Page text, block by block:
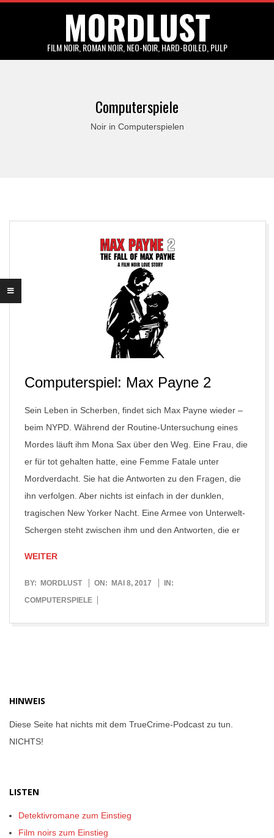
MORDLUST
FILM NOIR, ROMAN NOIR, NEO-NOIR, HARD-BOILED, PULP
Computerspiele
Noir in Computerspielen
Computerspiel: Max Payne 2
Sein Leben in Scherben, findet sich Max Payne wieder –
beim NYPD. Während der Routine-Untersuchung eines
Mordes läuft ihm Mona Sax über den Weg. Eine Frau, die
er für tot gehalten hatte, eine Femme Fatale unter
Mordverdacht. Sie hat die Antworten zu den Fragen, die
ihn verfolgen. Aber nichts ist einfach in der dunklen,
tragischen New Yorker Nacht. Eine Armee von Unterwelt-
Schergen steht zwischen ihm und den Antworten, die er
WEITER
2017-
05-
BY: MORDLUST ON: MAI 8, 2017
IN:
COMPUTERSPIELE
HINWEIS
Diese Seite hat nichts mit dem TrueCrime-Podcast zu tun.
NICHTS!
LISTEN
Detektivromane zum Einstieg
Film noirs zum Einstieg